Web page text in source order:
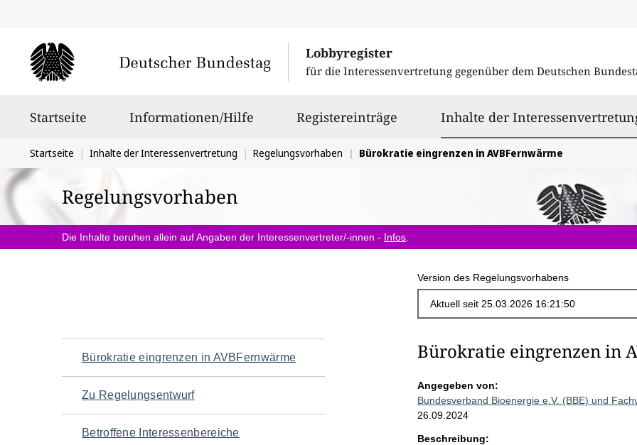
Lobbyregister
für die Interessenvertretung gegenüber dem Deutschen
Startseite Informationen/Hilfe Registereinträge Inhalte der
Sie
befinden
sich
hier:
Startseite Inhalte der Interessenvertretung Regelungsvorhaben Bürokratie eingrenzen in AVBFernwärme
Regelungsvorhaben
Die Inhalte beruhen allein auf Angaben der Interessenvertreter/-innen - Infos
Version des Regelungsvorhabens
Navigation
für
den
Bürokratie eingrenzen in AVBFernwärme
Zu Regelungsentwurf
Betroffene Interessenbereiche
Bürokratie eingrenzen in
Angegeben von:
Bundesverband Bioenergie e.V. (BBE) und
26.09.2024
Beschreibung: